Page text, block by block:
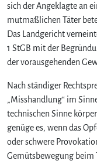
sich der Angeklagte an
mutmaßlichen Täter
Das Landgericht
1 StGB mit der
der vorausgehenden
Nach ständiger
„Misshandlung“ im
technischen Sinne
genüge es, wenn das
oder schwere
Gemütsbewegung beim